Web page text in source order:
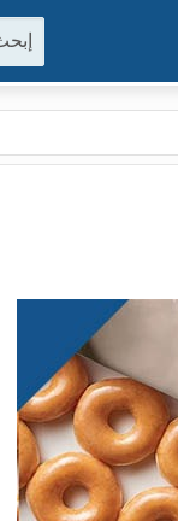
البحث: